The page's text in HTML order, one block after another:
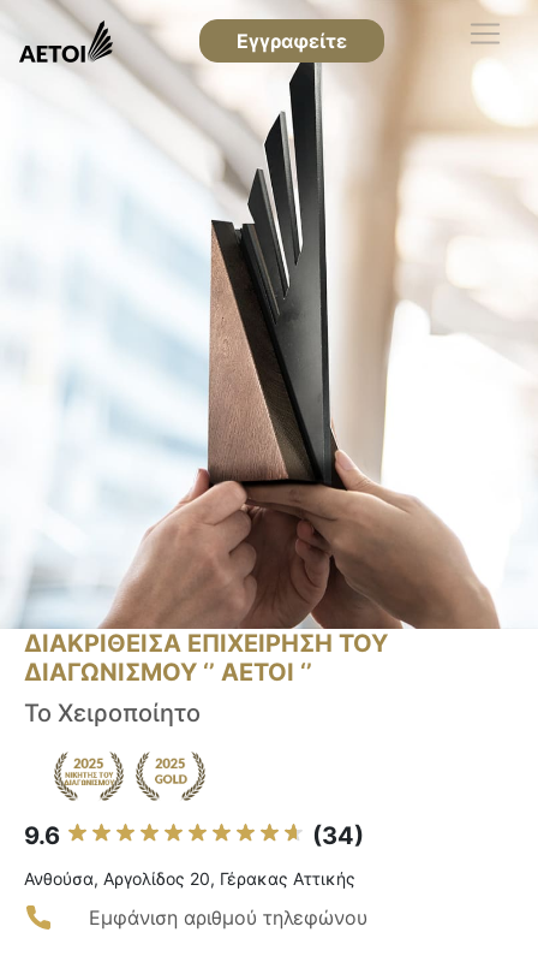
Εγγραφείτε
ΔΙΑΚΡΙΘΕΙΣΑ ΕΠΙΧΕΙΡΗΣΗ ΤΟΥ
ΔΙΑΓΩΝΙΣΜΟΥ ‘’ ΑΕΤΟΙ ‘’
Το Χειροποίητο
9.6 (34)
Ανθούσα, Αργολίδος 20, Γέρακας Αττικής
Εμφάνιση αριθμού τηλεφώνου